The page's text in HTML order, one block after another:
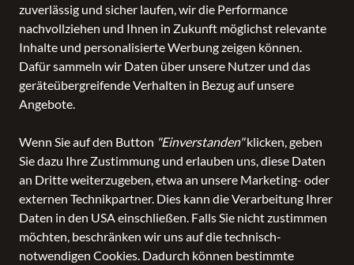
zuverlässig und sicher laufen, wir die Performance
nachvollziehen und Ihnen in Zukunft möglichst relevante
Inhalte und personalisierte Werbung zeigen können.
Dafür sammeln wir Daten über unsere Nutzer und das
geräteübergreifende Verhalten in Bezug auf unsere
Angebote.
Wenn Sie auf den Button "Einverstanden"klicken, geben
Sie dazu Ihre Zustimmung und erlauben uns, diese Daten
an Dritte weiterzugeben, etwa an unsere Marketing- oder
externen Technikpartner. Dies kann die Verarbeitung Ihrer
Daten in den USA einschließen. Falls Sie nicht zustimmen
möchten, beschränken wir uns auf die technisch-
notwendigen Cookies. Dadurch können bestimmte
Fashion & Lifestyle, Reise, Schule
leder-ziehr.de - Naila
in Naila